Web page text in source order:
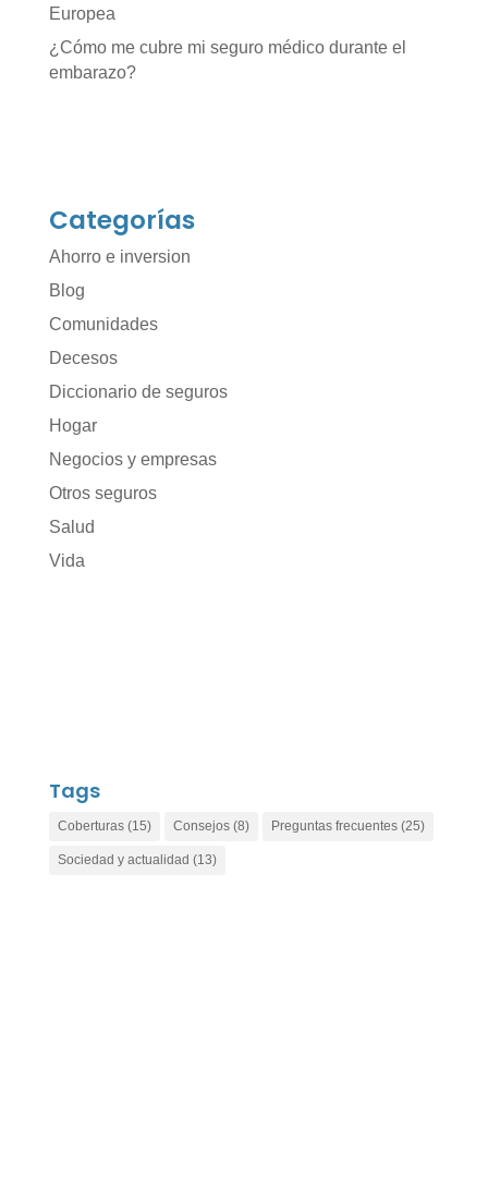
Europea
¿Cómo me cubre mi seguro médico durante el
embarazo?
Categorías
Ahorro e inversion
Blog
Comunidades
Decesos
Diccionario de seguros
Hogar
Negocios y empresas
Otros seguros
Salud
Vida
Tags
Coberturas(15) Consejos(8) Preguntas frecuentes(25)
Sociedad y actualidad (13)